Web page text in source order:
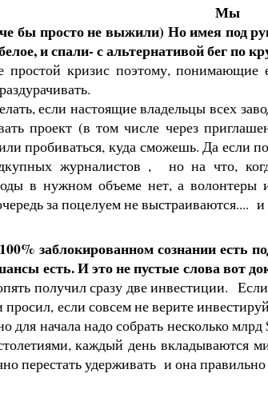
Мы
бы просто не выжили) Но имея под
и спали- с альтернативой бег по
простой кризис поэтому,
ь.
если настоящие владельцы всех
проект (в том числе через
пробиваться, куда сможешь. Да если
журналистов , но на что,
в нужном объеме нет, а
за поцелуем не выстраиваются....
заблокированном сознании есть
есть. И это не пустые слова вот
получил сразу две инвестиции.
если совсем не верите
для начала надо собрать несколько
каждый день вкладываются
перестать удерживать и она